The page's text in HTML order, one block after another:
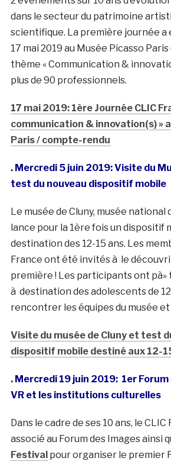
dans le secteur du patrimoine
scientifique. La première journée a
17 mai 2019 au Musée Picasso
thème « Communication &
plus de 90 professionnels.
17 mai 2019: 1ère Journée CLIC
communication & innovation(s) »
Paris / compte-rendu
. Mercredi 5 juin 2019: Visite du
test du nouveau dispositif mobile
Le musée de Cluny, musée national
lance pour la 1ère fois un dispositif
destination des 12-15 ans. Les
France ont été invités à le
première ! Les participants ont
à destination des adolescents de
rencontrer les équipes du musée et
Visite du musée de Cluny et test
dispositif mobile destiné aux 12-
. Mercredi 19 juin 2019: 1er
VR et les institutions culturelles
Dans le cadre de ses 10 ans, le CLIC
associé au Forum des Images ainsi
Festivalpour organiser le premier